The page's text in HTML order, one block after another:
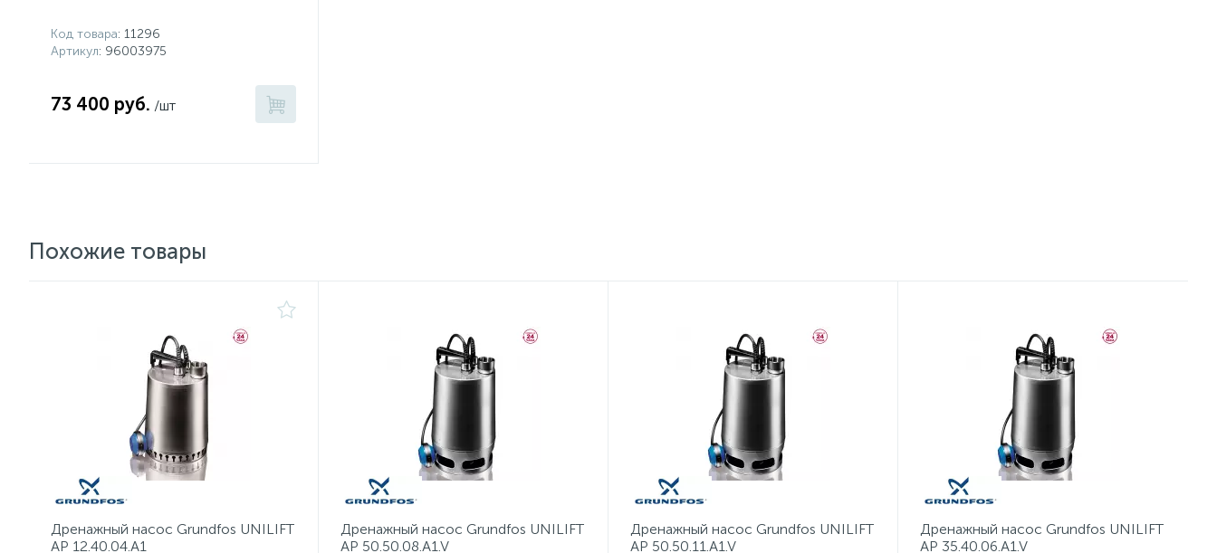
Код товара: 11296
Артикул: 96003975
73 400 руб. /шт
Похожие товары
Дренажный насос Grundfos UNILIFT
AP 12.40.04.A1
Дренажный насос Grundfos UNILIFT
AP 50.50.08.A1.V
Дренажный насос Grundfos UNILIFT
AP 50.50.11.A1.V
Дренажный насос Grundfos UNILIFT
AP 35.40.06.A1.V